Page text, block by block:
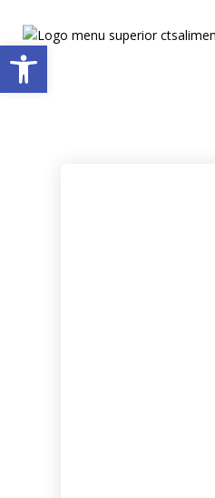
Abrir barra de herramientas